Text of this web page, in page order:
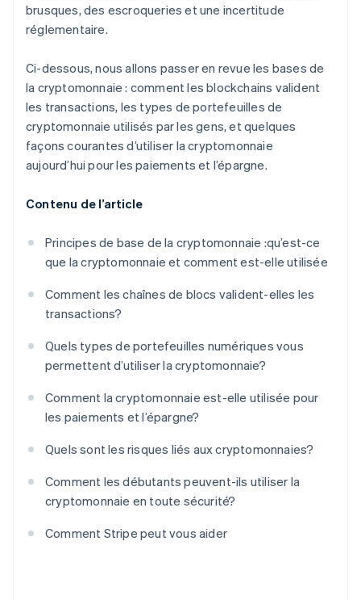
brusques, des escroqueries et une incertitude
réglementaire.
Ci-dessous, nous allons passer en revue les bases de
la cryptomonnaie : comment les blockchains valident
les transactions, les types de portefeuilles de
cryptomonnaie utilisés par les gens, et quelques
façons courantes d’utiliser la cryptomonnaie
aujourd’hui pour les paiements et l’épargne.
Contenu de l’article
Principes de base de la cryptomonnaie :qu’est-ce
que la cryptomonnaie et comment est-elle utilisée
Comment les chaînes de blocs valident-elles les
transactions?
Quels types de portefeuilles numériques vous
permettent d’utiliser la cryptomonnaie?
Comment la cryptomonnaie est-elle utilisée pour
les paiements et l’épargne?
Quels sont les risques liés aux cryptomonnaies?
Comment les débutants peuvent-ils utiliser la
cryptomonnaie en toute sécurité?
Comment Stripe peut vous aider